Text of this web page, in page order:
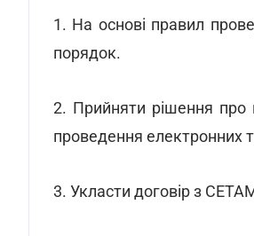
1. На основі правил
порядок.
2. Прийняти рішення про
проведення електронних
3. Укласти договір з